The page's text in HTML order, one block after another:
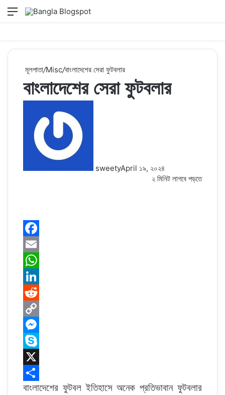
মেনু
skin
মূলপাতা/Misc/বাংলাদেশের সেরা ফুটবলার
বাংলাদেশের সেরা ফুটবলার
sweetyApril ১৯, ২০২৪
২ মিনিট লাগবে পড়তে
F
a
c
e
b
o
o
k
E
m
a
W
h
a
t
s
A
p
p
L
n
k
e
d
I
R
e
d
d
t
C
o
p
y
L
M
e
s
s
S
k
y
X
S
বাংলাদেশের ফুটবল ইতিহাসে অনেক প্রতিভাবান ফুটবলার